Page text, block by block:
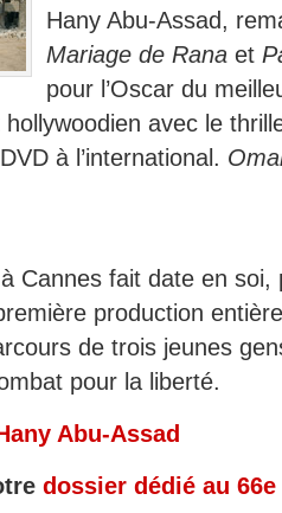
Hany Abu-Assad,
Mariage de Rana et
pour l’Oscar du
avec le
à l’international.
Cannes fait date en soi,
production
de trois jeunes
pour la liberté.
Abu-Assad
dossier dédié au